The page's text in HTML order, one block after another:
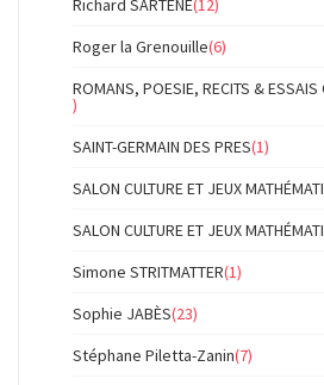
Richard SARTÈNE(12)
Roger la Grenouille(6)
ROMANS, POESIE, RECITS & ESSAIS
)
SAINT-GERMAIN DES PRES(1)
SALON CULTURE ET JEUX
SALON CULTURE ET JEUX
Simone STRITMATTER(1)
Sophie JABÈS(23)
Stéphane Piletta-Zanin(7)